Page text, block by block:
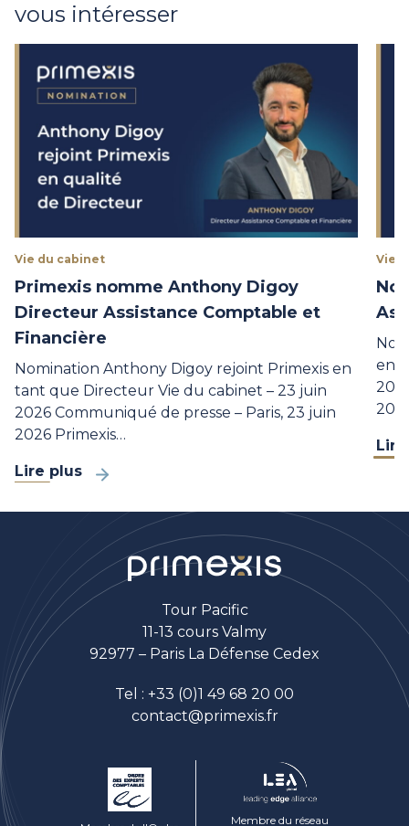
vous intéresser
Vie du cabinet
Primexis nomme Anthony Digoy
Directeur Assistance Comptable et
Financière
Nomination Anthony Digoy rejoint Primexis en
tant que Directeur Vie du cabinet – 23 juin
2026 Communiqué de presse – Paris, 23 juin
2026 Primexis…
Lire plus
Vie
en
Tour Pacific
11-13 cours Valmy
92977 – Paris La Défense Cedex
Tel : +33 (0)1 49 68 20 00
contact@primexis.fr
Membre du réseau